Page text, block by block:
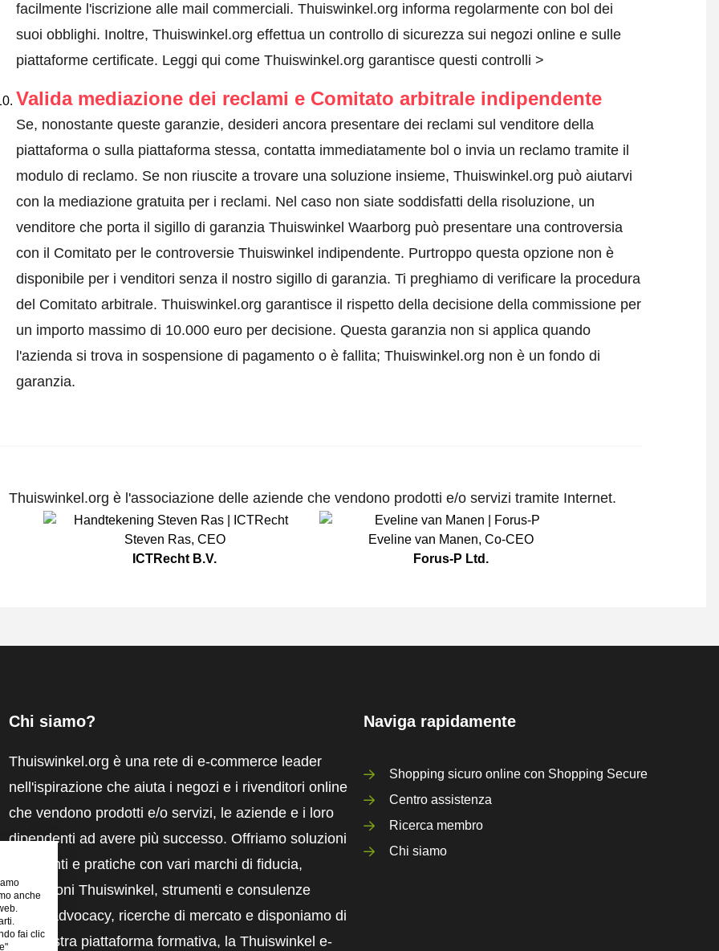
facilmente l'iscrizione alle mail commerciali. Thuiswinkel.org informa regolarmente con bol dei
suoi obblighi. Inoltre, Thuiswinkel.org effettua un controllo di sicurezza sui negozi online e sulle
piattaforme certificate. Leggi qui come Thuiswinkel.org garantisce questi controlli >
Valida mediazione dei reclami e Comitato arbitrale indipendente
Se, nonostante queste garanzie, desideri ancora presentare dei reclami sul venditore della
piattaforma o sulla piattaforma stessa, contatta immediatamente bol o invia un reclamo tramite il
modulo di reclamo. Se non riuscite a trovare una soluzione insieme, Thuiswinkel.org può aiutarvi
con la mediazione gratuita per i reclami. Nel caso non siate soddisfatti della risoluzione, un
venditore che porta il sigillo di garanzia Thuiswinkel Waarborg può presentare una controversia
con il Comitato per le controversie Thuiswinkel indipendente. Purtroppo questa opzione non è
disponibile per i venditori senza il nostro sigillo di garanzia. Ti preghiamo di verificare la procedura
del Comitato arbitrale. Thuiswinkel.org garantisce il rispetto della decisione della commissione per
un importo massimo di 10.000 euro per decisione. Questa garanzia non si applica quando
l'azienda si trova in sospensione di pagamento o è fallita; Thuiswinkel.org non è un fondo di
garanzia.
Thuiswinkel.org è l'associazione delle aziende che vendono prodotti e/o servizi tramite Internet.
Steven Ras, CEO
ICTRecht B.V.
Eveline van Manen, Co-CEO
Forus-P Ltd.
Chi siamo?
Thuiswinkel.org è una rete di e-commerce leader
nell'ispirazione che aiuta i negozi e i rivenditori online
che vendono prodotti e/o servizi, le aziende e i loro
dipendenti ad avere più successo. Offriamo soluzioni
pertinenti e pratiche con vari marchi di fiducia,
recensioni Thuiswinkel, strumenti e consulenze
legali, advocacy, ricerche di mercato e disponiamo di
una nostra piattaforma formativa, la Thuiswinkel e-
Naviga rapidamente
Shopping sicuro online con Shopping Secure
Centro assistenza
Ricerca membro
Chi siamo
anche
fai clic